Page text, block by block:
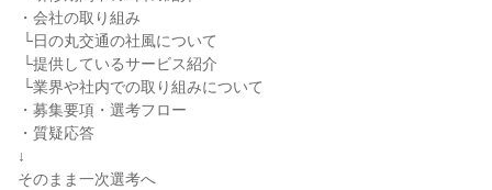
・会社の取り組み
・募集要項・選考フロー
・質疑応答
↓
そのまま一次選考へ